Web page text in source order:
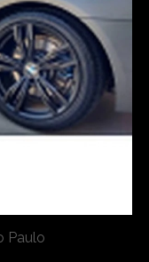
Paulo